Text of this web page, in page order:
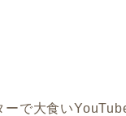
ーで大食い